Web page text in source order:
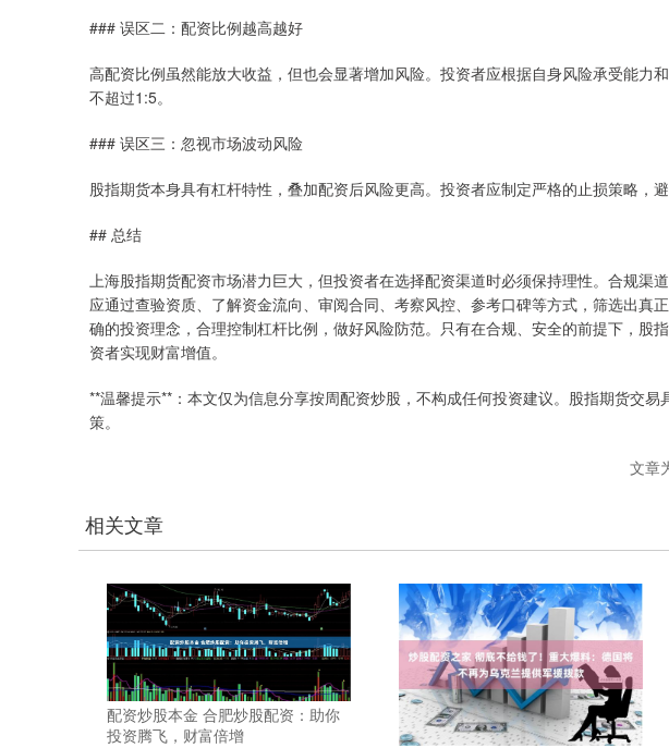
### 误区二：配资比例越高越好
高配资比例虽然能放大收益，但也会显著增加风险。投资者应根据自身风险承受能力
不超过1:5。
### 误区三：忽视市场波动风险
股指期货本身具有杠杆特性，叠加配资后风险更高。投资者应制定严格的止损策略，
## 总结
上海股指期货配资市场潜力巨大，但投资者在选择配资渠道时必须保持理性。合规渠
应通过查验资质、了解资金流向、审阅合同、考察风控、参考口碑等方式，筛选出真
确的投资理念，合理控制杠杆比例，做好风险防范。只有在合规、安全的前提下，股
资者实现财富增值。
**温馨提示**：本文仅为信息分享按周配资炒股，不构成任何投资建议。股指期货交
策。
文章
相关文章
配资炒股本金 合肥炒股配资：助你
投资腾飞，财富倍增